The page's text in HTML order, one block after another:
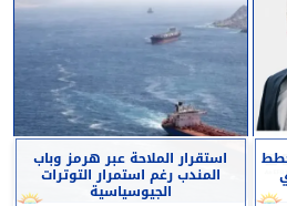
استقرار الملاحة عبر هرمز وباب
المندب رغم استمرار التوترات
الجيوسياسية